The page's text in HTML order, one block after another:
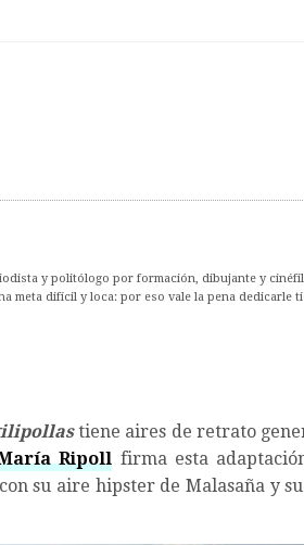
y politólogo por formación, dibujante y
meta difícil y loca: por eso vale la pena dedicarle
tiene aires de retrato
Ripoll firma esta
su aire hipster de Malasaña y